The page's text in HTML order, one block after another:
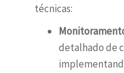
técnicas:
detalhado de